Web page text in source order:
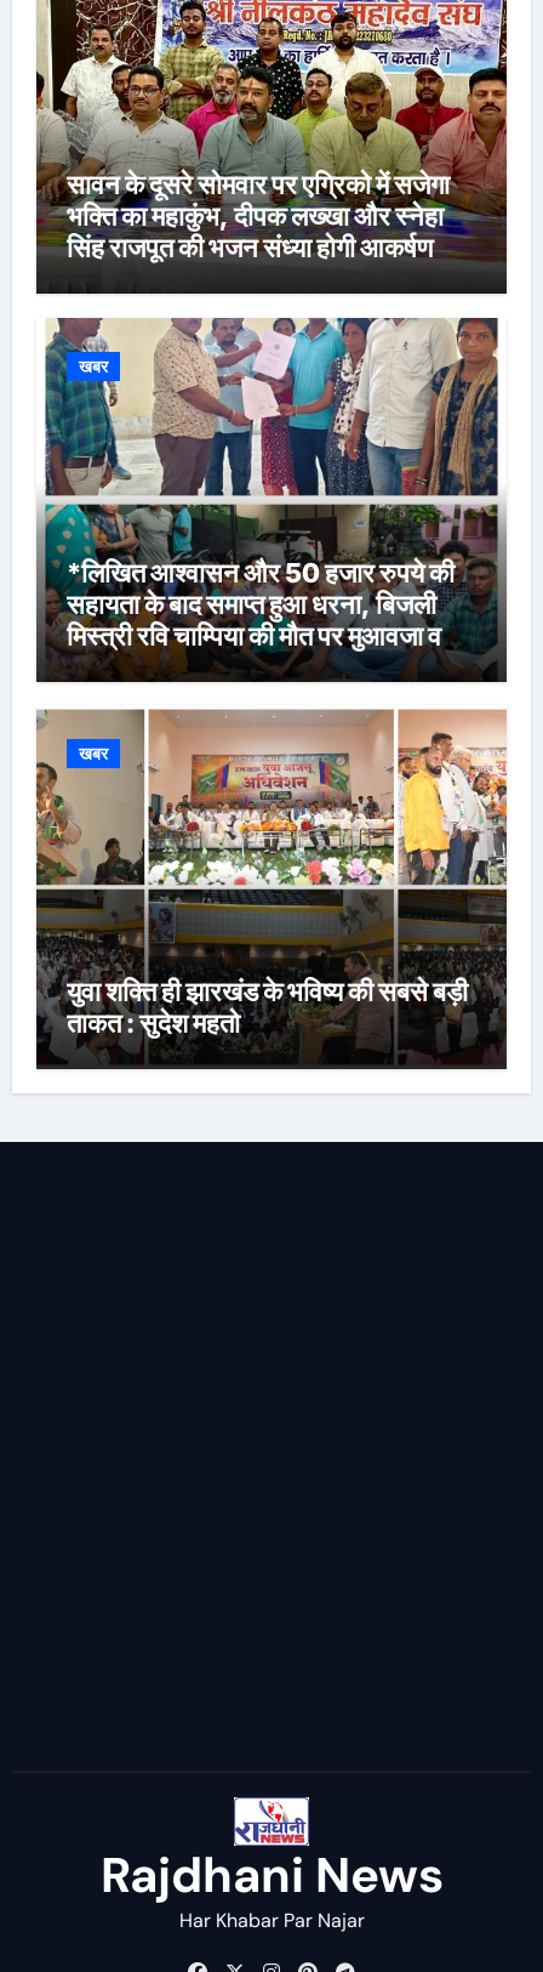
सावन के दूसरे सोमवार पर एग्रिको में सजेगा
भक्ति का महाकुंभ, दीपक लख्खा और स्नेहा
सिंह राजपूत की भजन संध्या होगी आकर्षण
खबर
*लिखित आश्वासन और 50 हजार रुपये की
सहायता के बाद समाप्त हुआ धरना, बिजली
मिस्त्री रवि चाम्पिया की मौत पर मुआवजा व
नौकरी की मांग*
खबर
युवा शक्ति ही झारखंड के भविष्य की सबसे बड़ी
ताकत : सुदेश महतो
Rajdhani News
Har Khabar Par Najar